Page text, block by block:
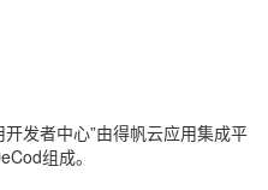
发者中心”由得帆云应用集成平
组成。